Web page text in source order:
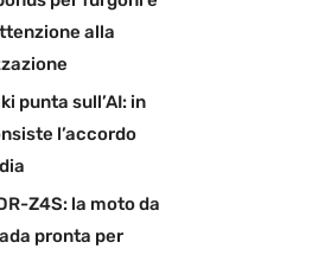
alla
punta sull’AI: in
l’accordo
Z4S: la moto da
pronta per